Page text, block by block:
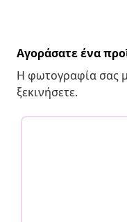
Αγοράσατε ένα
Η φωτογραφία σας
ξεκινήσετε.